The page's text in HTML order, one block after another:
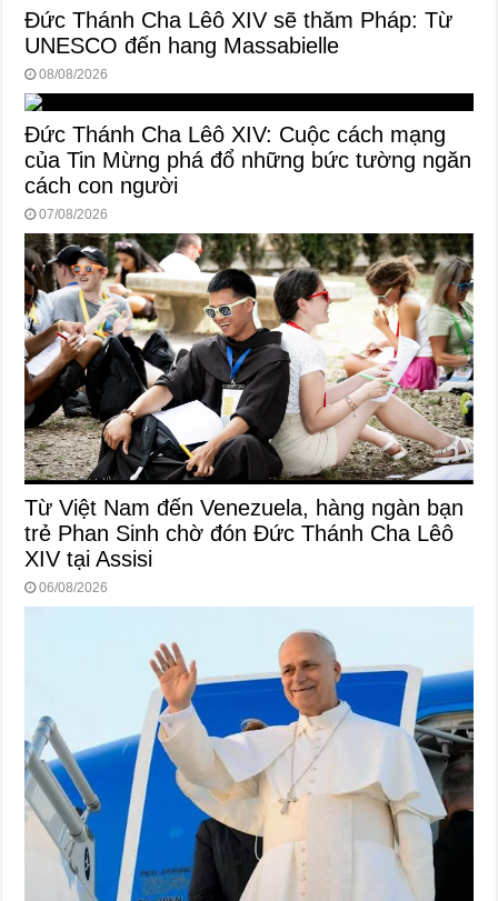
Đức Thánh Cha Lêô XIV sẽ thăm Pháp: Từ
UNESCO đến hang Massabielle
08/08/2026
Đức Thánh Cha Lêô XIV: Cuộc cách mạng
của Tin Mừng phá đổ những bức tường ngăn
cách con người
07/08/2026
Từ Việt Nam đến Venezuela, hàng ngàn bạn
trẻ Phan Sinh chờ đón Đức Thánh Cha Lêô
XIV tại Assisi
06/08/2026